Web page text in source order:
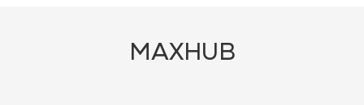
MAXHUB